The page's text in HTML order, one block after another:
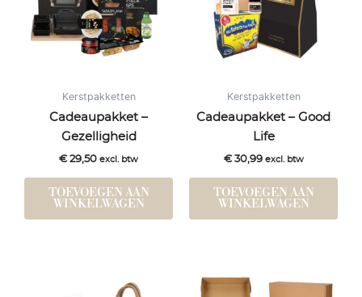
Kerstpakketten
Cadeaupakket –
Gezelligheid
€29,50 excl. btw
TOEVOEGEN AAN
WINKELWAGEN
Kerstpakketten
Cadeaupakket – Good
Life
€30,99 excl. btw
TOEVOEGEN AAN
WINKELWAGEN